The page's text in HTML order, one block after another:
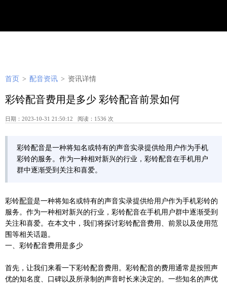
首页 > 配音资讯 > 资讯详情
彩铃配音费用是多少 彩铃配音前景如何
日期：2023-10-31 21:50:12 阅读：1536 次
彩铃配音是一种将知名或特有的声音实录提供给用户作为手机
彩铃的服务。作为一种相对新兴的行业，彩铃配音在手机用户
群中逐渐受到关注和喜爱。
彩铃配音是一种将知名或特有的声音实录提供给用户作为手机彩铃的
服务。作为一种相对新兴的行业，彩铃配音在手机用户群中逐渐受到
关注和喜爱。在本文中，我们将探讨彩铃配音费用、前景以及使用范
围等相关话题。
一、彩铃配音费用是多少
首先，让我们来看一下彩铃配音费用。彩铃配音的费用通常是按照声
优的知名度、口碑以及所录制的声音时长来决定的。一些知名的声优